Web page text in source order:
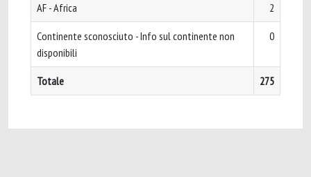
AF - Africa 2
Continente sconosciuto - Info sul continente non
disponibili
0
Totale 275